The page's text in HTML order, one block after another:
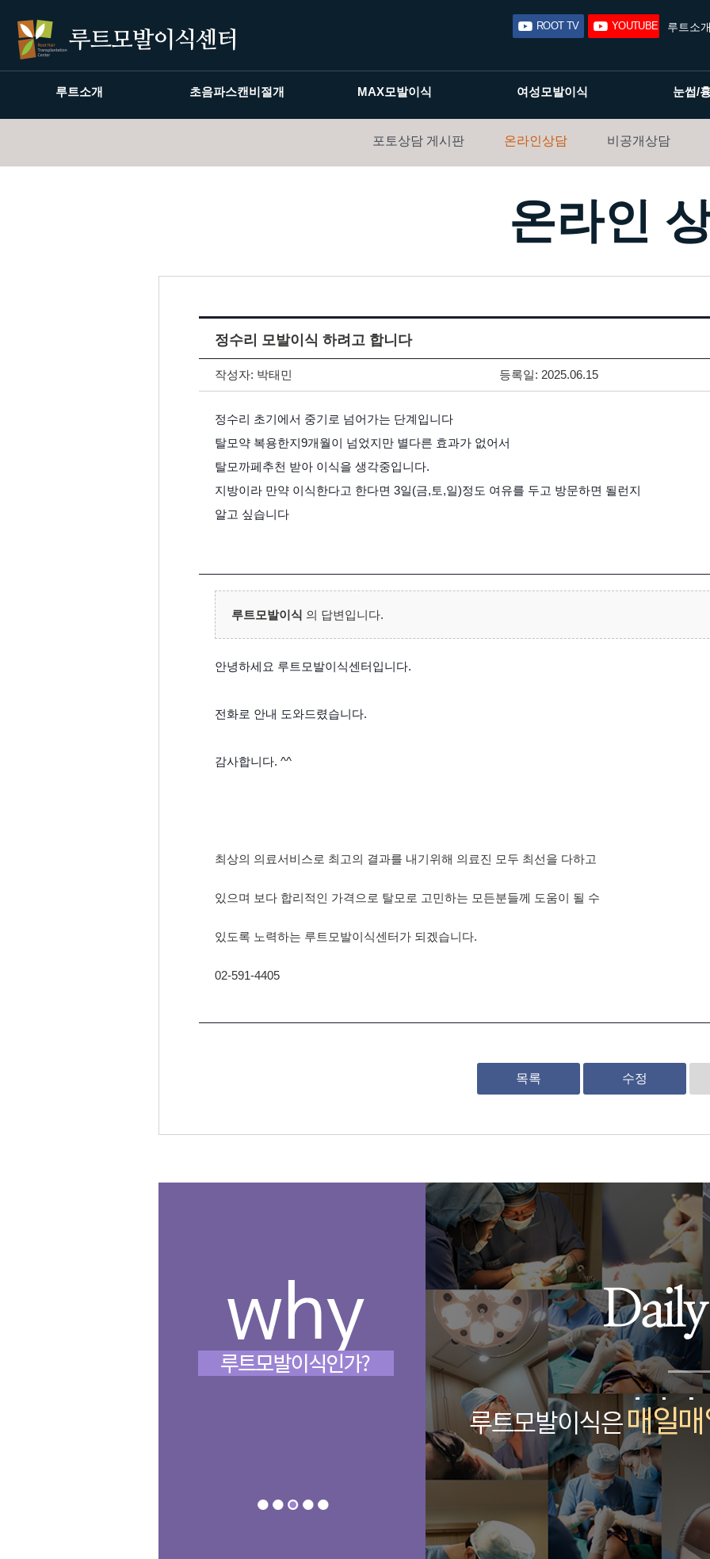
ROOT TV YOUTUBE 루트소
루트소개 초음파스캔비절개 MAX모발이식 여성모발이식 눈썹/
포토상담 게시판 온라인상담 비공개상담
온라인
정수리 모발이식 하려고 합니다
작성자: 박태민 등록일: 2025.06.15
정수리 초기에서 중기로 넘어가는 단계입니다
탈모약 복용한지9개월이 넘었지만 별다른 효과가 없어서
탈모까페추천 받아 이식을 생각중입니다.
지방이라 만약 이식한다고 한다면 3일(금,토,일)정도 여유를 두고 방문하면 될런지
알고 싶습니다
루트모발이식 의 답변입니다.
안녕하세요 루트모발이식센터입니다.
전화로 안내 도와드렸습니다.
감사합니다. ^^
최상의 의료서비스로 최고의 결과를 내기위해 의료진 모두 최선을 다하고
있으며 보다 합리적인 가격으로 탈모로 고민하는 모든분들께 도움이 될 수
있도록 노력하는 루트모발이식센터가 되겠습니다.
02-591-4405
목록 수정